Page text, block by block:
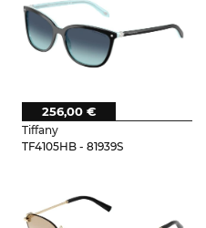
Tiffany
TF4105HB - 81939S
256,00 €